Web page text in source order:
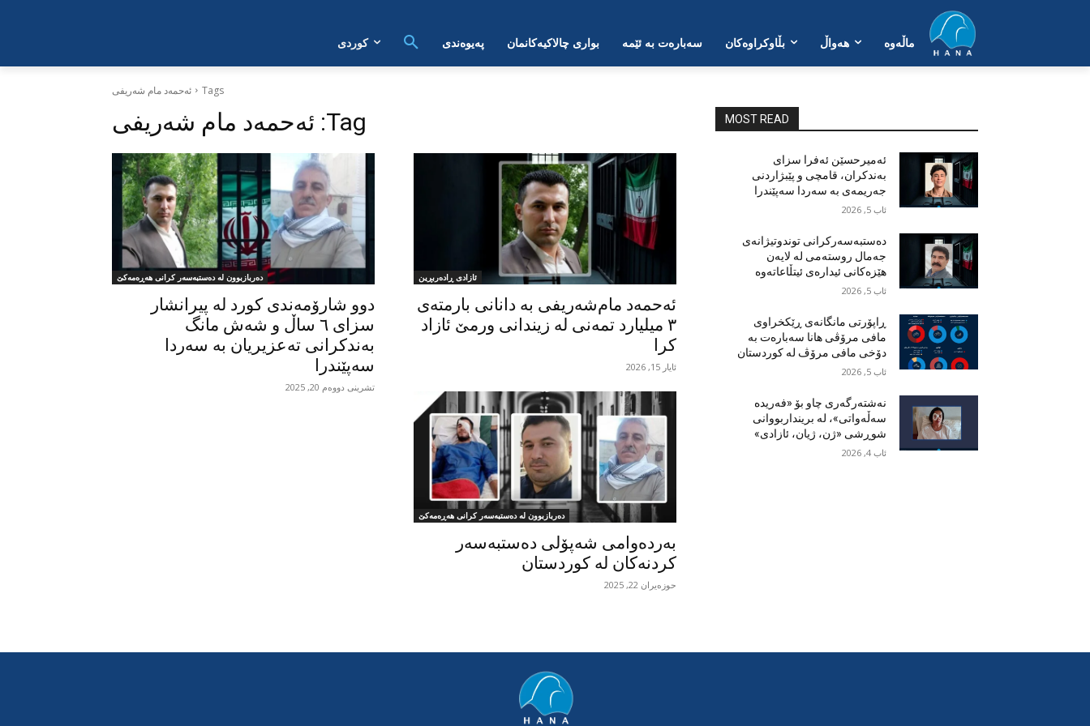
ماڵەوە هەواڵ بڵاوکراوەکان سەبارەت بە ئێمە بواری چالاکیەکانمان پەیوەندی کوردی
Tags ئەحمەد مام شەریفی
Tag: ئەحمەد مام شەریفی
ئازادی ڕادەربڕین
ئەحمەد مام‌شەریفی بە دانانی بارمتەی
٣ میلیارد تمەنی لە زیندانی ورمێ ئازاد
کرا
ئایار 15, 2026
دەربازبوون لە دەستبەسەر کرانی هەڕەمەکێ
دوو شارۆمەندی کورد لە پیرانشار
سزای ٦ ساڵ و شەش مانگ
بەندکرانی تەعزیریان بە سەردا
سەپێندرا
تشرینی دووەم 20, 2025
دەربازبوون لە دەستبەسەر کرانی هەڕەمەکێ
بەردەوامی شەپۆلی دەستبەسەر
کردنەکان لە کوردستان
حوزه‌یران 22, 2025
MOST READ
ئەمیرحسێن ئەفرا سزای
بەندکران، قامچی و پێبژاردنی
جەریمەی بە سەردا سەپێندرا
ئاب 5, 2026
دەستبەسەرکرانی توندوتیژانەی
جەمال روستەمی لە لایەن
هێزەکانی ئیدارەی ئیتڵاعاتەوە
ئاب 5, 2026
ڕاپۆرتی مانگانەی ڕێکخراوی
مافی مرۆڤی هانا سەبارەت بە
دۆخی مافی مرۆڤ لە کوردستان
ئاب 5, 2026
نەشتەرگەری چاو بۆ «فەریدە
سەڵەواتی»، لە برینداربووانی
شوڕشی «ژن، ژیان، ئازادی»
ئاب 4, 2026